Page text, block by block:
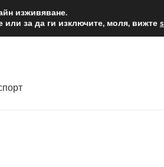
изживяване.
за да ги изключите, моля, вижте